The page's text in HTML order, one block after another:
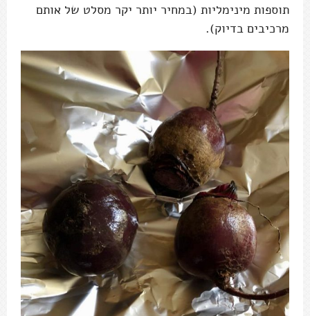
תוספות מינימליות (במחיר יותר יקר מסלט של אותם
מרכיבים בדיוק).